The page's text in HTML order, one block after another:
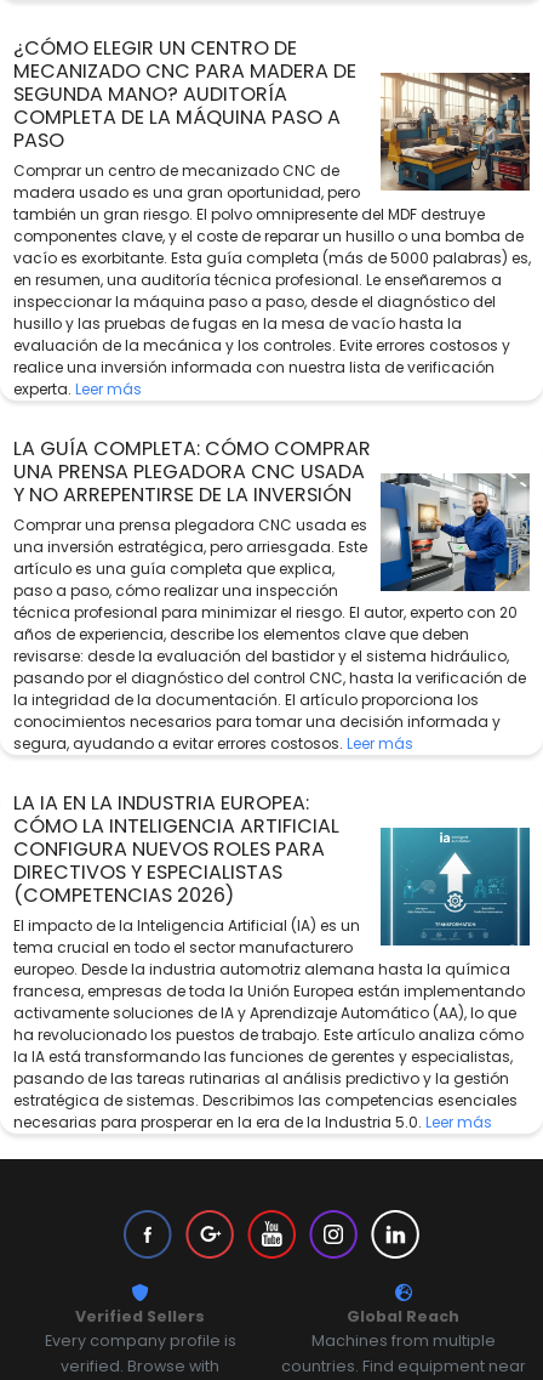
¿CÓMO ELEGIR UN CENTRO DE
MECANIZADO CNC PARA MADERA DE
SEGUNDA MANO? AUDITORÍA
COMPLETA DE LA MÁQUINA PASO A
PASO
Comprar un centro de mecanizado CNC de
madera usado es una gran oportunidad, pero
también un gran riesgo. El polvo omnipresente del MDF destruye
componentes clave, y el coste de reparar un husillo o una bomba de
vacío es exorbitante. Esta guía completa (más de 5000 palabras) es,
en resumen, una auditoría técnica profesional. Le enseñaremos a
inspeccionar la máquina paso a paso, desde el diagnóstico del
husillo y las pruebas de fugas en la mesa de vacío hasta la
evaluación de la mecánica y los controles. Evite errores costosos y
realice una inversión informada con nuestra lista de verificación
experta. Leer más
LA GUÍA COMPLETA: CÓMO COMPRAR
UNA PRENSA PLEGADORA CNC USADA
Y NO ARREPENTIRSE DE LA INVERSIÓN
Comprar una prensa plegadora CNC usada es
una inversión estratégica, pero arriesgada. Este
artículo es una guía completa que explica,
paso a paso, cómo realizar una inspección
técnica profesional para minimizar el riesgo. El autor, experto con 20
años de experiencia, describe los elementos clave que deben
revisarse: desde la evaluación del bastidor y el sistema hidráulico,
pasando por el diagnóstico del control CNC, hasta la verificación de
la integridad de la documentación. El artículo proporciona los
conocimientos necesarios para tomar una decisión informada y
segura, ayudando a evitar errores costosos. Leer más
LA IA EN LA INDUSTRIA EUROPEA:
CÓMO LA INTELIGENCIA ARTIFICIAL
CONFIGURA NUEVOS ROLES PARA
DIRECTIVOS Y ESPECIALISTAS
(COMPETENCIAS 2026)
El impacto de la Inteligencia Artificial (IA) es un
tema crucial en todo el sector manufacturero
europeo. Desde la industria automotriz alemana hasta la química
francesa, empresas de toda la Unión Europea están implementando
activamente soluciones de IA y Aprendizaje Automático (AA), lo que
ha revolucionado los puestos de trabajo. Este artículo analiza cómo
la IA está transformando las funciones de gerentes y especialistas,
pasando de las tareas rutinarias al análisis predictivo y la gestión
estratégica de sistemas. Describimos las competencias esenciales
necesarias para prosperar en la era de la Industria 5.0. Leer más
Verified Sellers
Every company profile is
verified. Browse with
Global Reach
Machines from multiple
countries. Find equipment near